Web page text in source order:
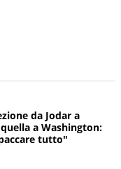
da Jodar a
a Washington:
tutto"